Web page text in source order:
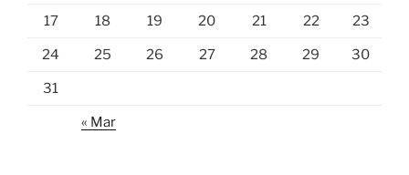
17 18 19 20 21 22 23
24 25 26 27 28 29 30
31
« Mar